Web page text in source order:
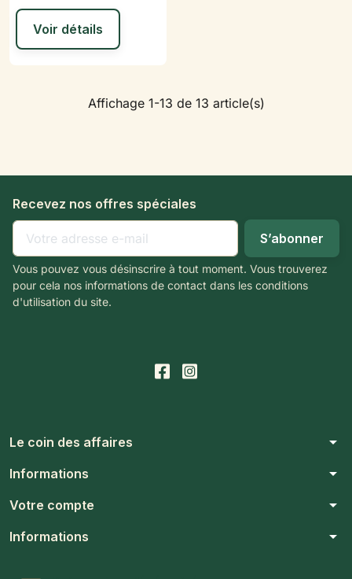
Voir détails
Affichage 1-13 de 13 article(s)
Recevez nos offres spéciales
Vous pouvez vous désinscrire à tout moment. Vous trouverez
pour cela nos informations de contact dans les conditions
d'utilisation du site.
Le coin des affaires arrow_drop_down
Informations arrow_drop_down
Votre compte arrow_drop_down
Informations arrow_drop_down